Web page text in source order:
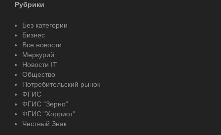
Рубрики
Без категории
Бизнес
Все новости
Меркурий
Новости IT
Общество
Потребительский рынок
ФГИС
ФГИС "Зерно"
ФГИС "Хорриот"
Честный Знак